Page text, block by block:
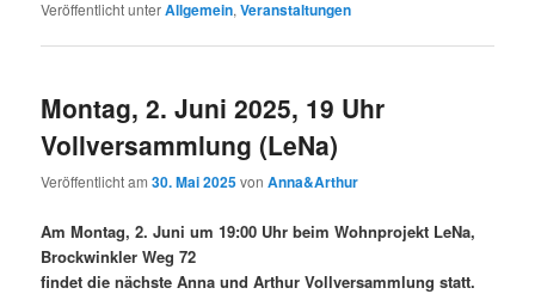
Veröffentlicht unterAllgemein,Veranstaltungen
Montag, 2. Juni 2025, 19 Uhr
Vollversammlung (LeNa)
Veröffentlicht am30. Mai 2025vonAnna&Arthur
Am Montag, 2. Juni um 19:00 Uhr beim Wohnprojekt LeNa,
Brockwinkler Weg 72
findet die nächste Anna und Arthur Vollversammlung statt.